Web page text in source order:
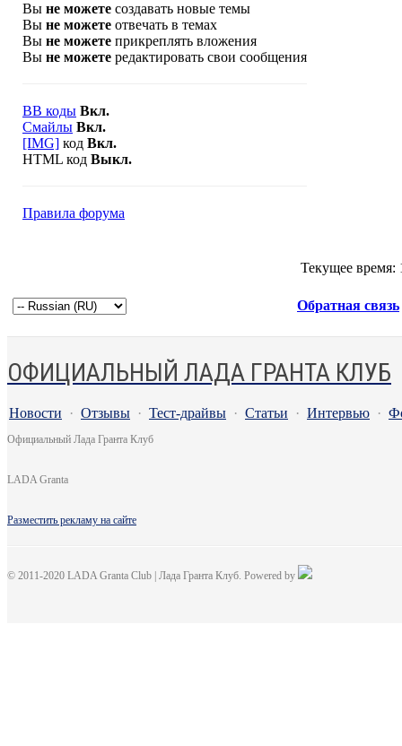
Вы не можете создавать новые темы
Вы не можете отвечать в темах
Вы не можете прикреплять вложения
Вы не можете редактировать свои сообщения
BB коды Вкл.
Смайлы Вкл.
[IMG] код Вкл.
HTML код Выкл.
Правила форума
Текущее время:
Обратная связь
ОФИЦИАЛЬНЫЙ ЛАДА ГРАНТА КЛУБ
Новости · Отзывы · Тест-драйвы · Статьи · Интервью ·
Официальный Лада Гранта Клуб
LADA Granta
Разместить рекламу на сайте
© 2011-2020 LADA Granta Club | Лада Гранта Клуб. Powered by